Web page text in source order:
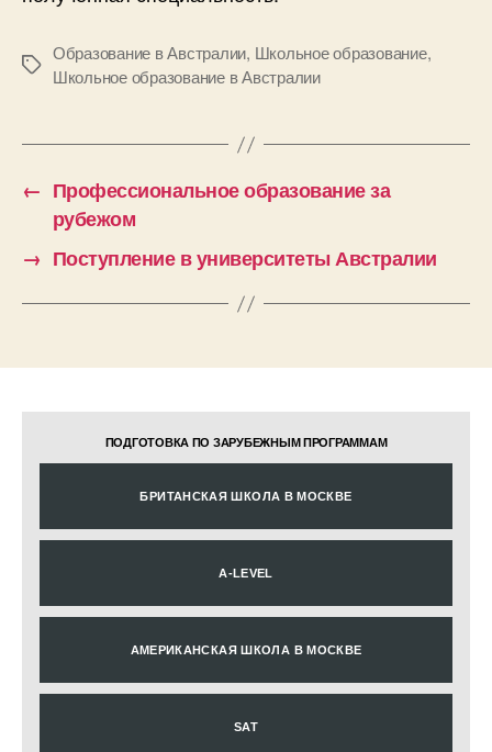
Метки
Образование в Австралии, Школьное образование,
Школьное образование в Австралии
← Профессиональное образование за
рубежом
→ Поступление в университеты Австралии
ПОДГОТОВКА ПО ЗАРУБЕЖНЫМ ПРОГРАММАМ
БРИТАНСКАЯ ШКОЛА В МОСКВЕ
A-LEVEL
АМЕРИКАНСКАЯ ШКОЛА В МОСКВЕ
SAT